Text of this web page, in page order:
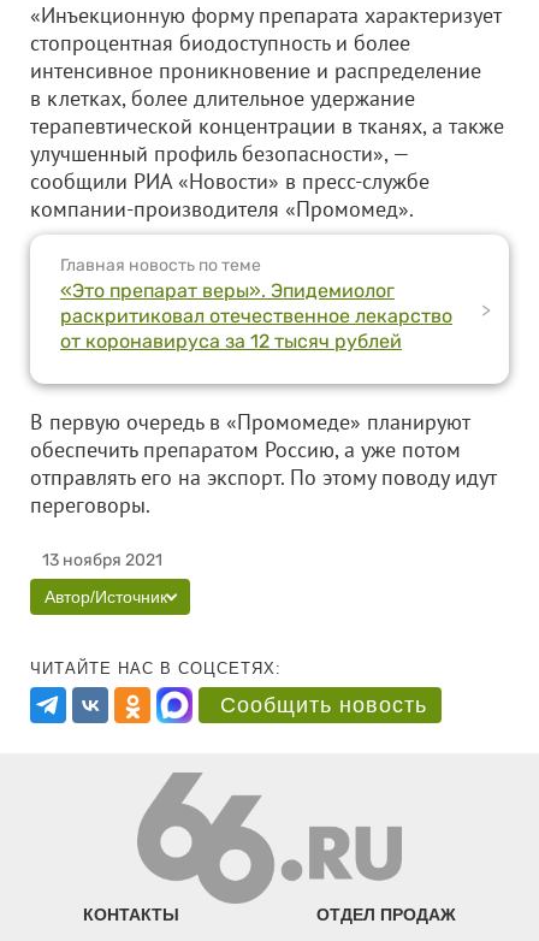
«Инъекционную форму препарата характеризует
стопроцентная биодоступность и более
интенсивное проникновение и распределение
в клетках, более длительное удержание
терапевтической концентрации в тканях, а также
улучшенный профиль безопасности», —
сообщили РИА «Новости» в пресс-службе
компании-производителя «Промомед».
Главная новость по теме
«Это препарат веры». Эпидемиолог
раскритиковал отечественное лекарство
от коронавируса за 12 тысяч рублей
>
В первую очередь в «Промомеде» планируют
обеспечить препаратом Россию, а уже потом
отправлять его на экспорт. По этому поводу идут
переговоры.
13 ноября 2021
Автор/Источник
ЧИТАЙТЕ НАС В СОЦСЕТЯХ:
Сообщить новость
КОНТАКТЫ ОТДЕЛ ПРОДАЖ